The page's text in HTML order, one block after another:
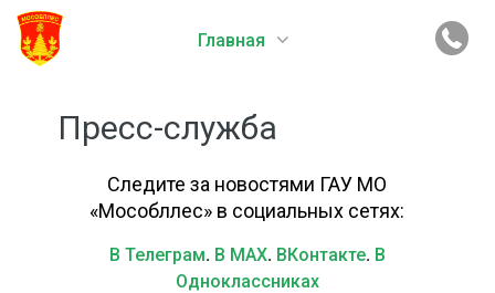
Главная
Пресс-служба
Следите за новостями ГАУ МО
«Мособллес» в социальных сетях:
В Телеграм. В MAX. ВКонтакте. В
Одноклассниках